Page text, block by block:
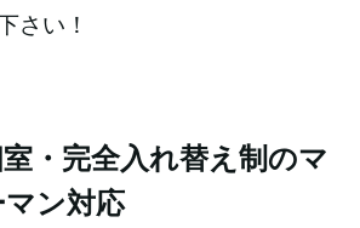
さい！
・完全入れ替え制のマ
ン対応